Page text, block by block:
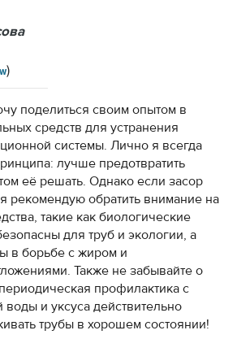
)
поделиться своим опытом в
средств для устранения
системы. Лично я всегда
лучше предотвратить
её решать. Однако если засор
рекомендую обратить внимание на
такие как биологические
для труб и экологии, а
в борьбе с жиром и
Также не забывайте о
профилактика с
и уксуса действительно
трубы в хорошем состоянии!